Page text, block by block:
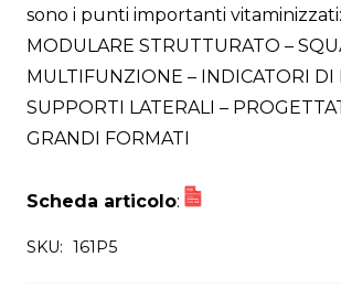
sono i punti importanti vitaminizzati:
MODULARE STRUTTURATO –
MULTIFUNZIONE – INDICATORI DI
SUPPORTI LATERALI –
GRANDI FORMATI
Scheda articolo:
SKU: 161P5